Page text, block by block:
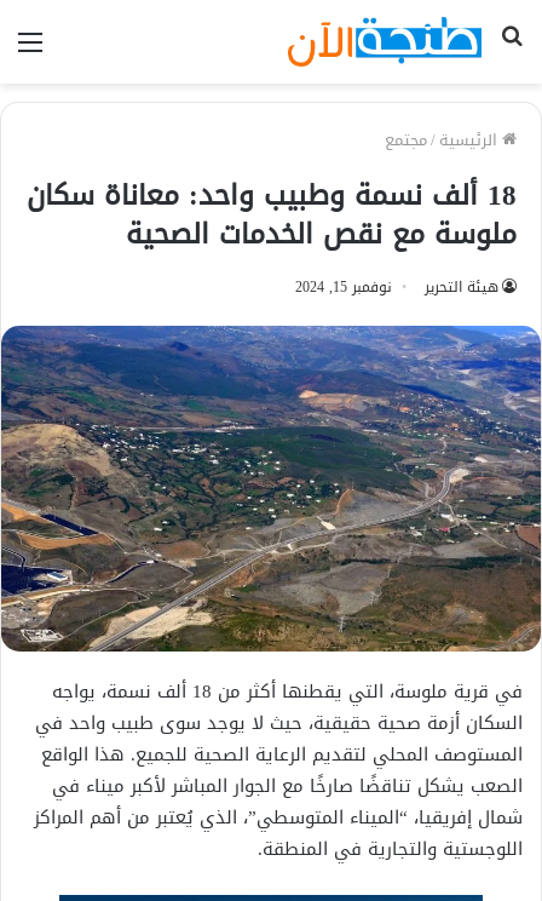
بحث
الرئيسية/مجتمع
18 ألف نسمة وطبيب واحد: معاناة سكان
ملوسة مع نقص الخدمات الصحية
هيئة التحرير نوفمبر 15, 2024
في قرية ملوسة، التي يقطنها أكثر من 18 ألف نسمة، يواجه
السكان أزمة صحية حقيقية، حيث لا يوجد سوى طبيب واحد في
المستوصف المحلي لتقديم الرعاية الصحية للجميع. هذا الواقع
الصعب يشكل تناقضًا صارخًا مع الجوار المباشر لأكبر ميناء في
شمال إفريقيا، “الميناء المتوسطي”، الذي يُعتبر من أهم المراكز
اللوجستية والتجارية في المنطقة.